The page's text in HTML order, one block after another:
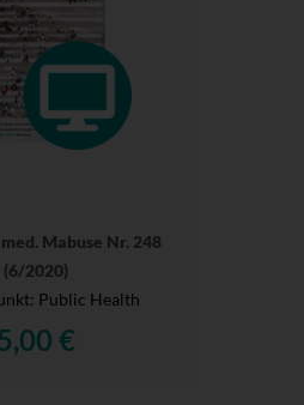
Mabuse Nr. 248
(6/2020)
Public Health
€